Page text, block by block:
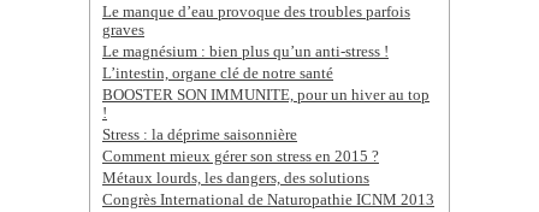
Le manque d’eau provoque des troubles parfois
graves
Le magnésium : bien plus qu’un anti-stress !
L’intestin, organe clé de notre santé
BOOSTER SON IMMUNITE, pour un hiver au top
!
Stress : la déprime saisonnière
Comment mieux gérer son stress en 2015 ?
Métaux lourds, les dangers, des solutions
Congrès International de Naturopathie ICNM 2013